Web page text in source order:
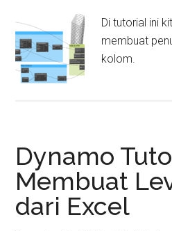
Di tutorial ini
membuat
kolom.
Dynamo
Membuat
dari Excel